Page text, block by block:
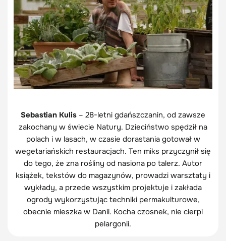
Sebastian Kulis – 28-letni gdańszczanin, od zawsze
zakochany w świecie Natury. Dzieciństwo spędził na
polach i w lasach, w czasie dorastania gotował w
wegetariańskich restauracjach. Ten miks przyczynił się
do tego, że zna rośliny od nasiona po talerz. Autor
książek, tekstów do magazynów, prowadzi warsztaty i
wykłady, a przede wszystkim projektuje i zakłada
ogrody wykorzystując techniki permakulturowe,
obecnie mieszka w Danii. Kocha czosnek, nie cierpi
pelargonii.